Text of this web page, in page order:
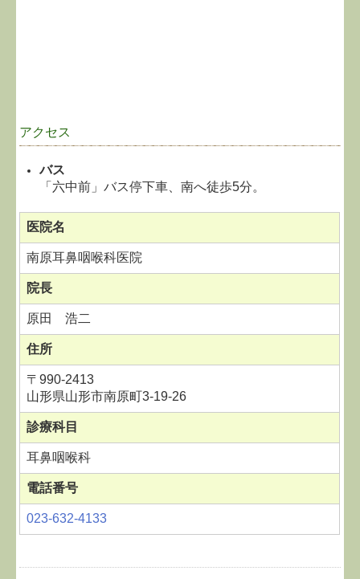
アクセス
バス
「六中前」バス停下車、南へ徒歩5分。
医院名
南原耳鼻咽喉科医院
院長
原田 浩二
住所
〒990-2413
山形県山形市南原町3-19-26
診療科目
耳鼻咽喉科
電話番号
023-632-4133